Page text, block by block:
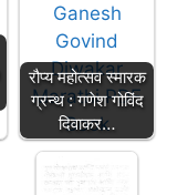
रौप्य महोत्सव स्मारक
ग्रन्थ : गणेश गोविंद
दिवाकर…